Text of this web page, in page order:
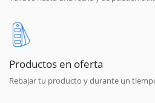
Productos en oferta
Rebajar tu producto y durante un